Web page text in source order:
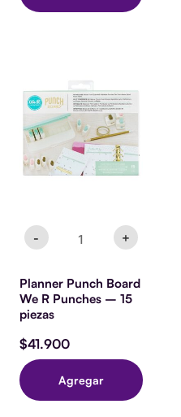
-
Board
We
R
Punches
15
+
Planner Punch Board
We R Punches – 15
piezas
$41.900
Agregar